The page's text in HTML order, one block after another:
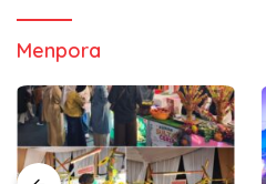
Menpora